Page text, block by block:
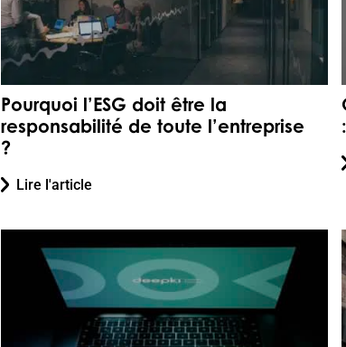
Pourquoi l’ESG doit être la
responsabilité de toute l’entreprise
?
Lire l'article